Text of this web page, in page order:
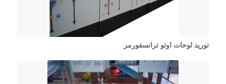
توريد لوحات اوتو ترانسفورمر